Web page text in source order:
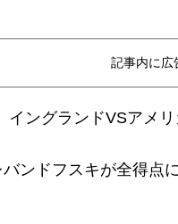
記事内に広
イングランドVSアメ
ンドフスキが全得点